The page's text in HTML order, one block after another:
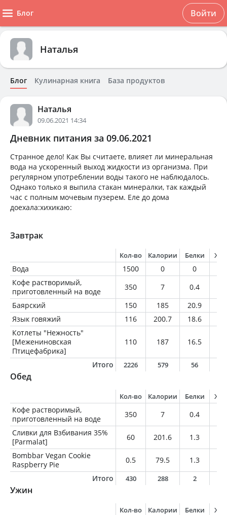
Блог Войти
Наталья
Блог Кулинарная книга База продуктов
Наталья
09.06.2021 14:34
Дневник питания за 09.06.2021
Странное дело! Как Вы считаете, влияет ли минеральная
вода на ускоренный выход жидкости из организма. При
регулярном употреблении воды такого не наблюдалось.
Однако только я выпила стакан минералки, так каждый
час с полным мочевым пузерем. Еле до дома
доехала:хихикаю:
Завтрак
Кол-во Калории Белки
Вода 1500 0 0
Кофе растворимый,
приготовленный на воде
350 7 0.4
Баярский
150 185 20.9
Язык говяжий
116 200.7 18.6
Котлеты "Нежность"
[Межениновская
Птицефабрика]
110 187 16.5
Итого 2226 579 56
Обед
Кол-во Калории Белки
Кофе растворимый,
приготовленный на воде
350 7 0.4
Сливки для Взбивания 35%
[Parmalat]
60 201.6 1.3
Bombbar Vegan Cookie
Raspberry Pie
0.5 79.5 1.3
Итого
430 288 2
Ужин
Кол-во Калории Белки